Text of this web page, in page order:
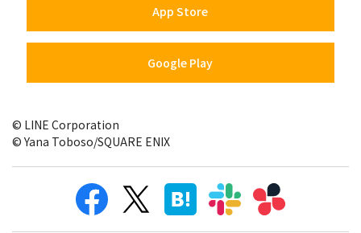
App Store
Google Play
© LINE Corporation
© Yana Toboso/SQUARE ENIX